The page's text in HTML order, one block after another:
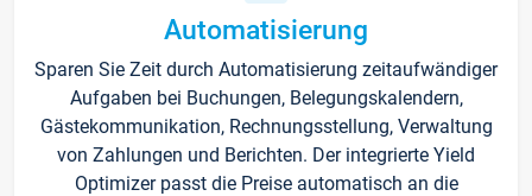
Automatisierung
Sparen Sie Zeit durch Automatisierung zeitaufwändiger
Aufgaben bei Buchungen, Belegungskalendern,
Gästekommunikation, Rechnungsstellung, Verwaltung
von Zahlungen und Berichten. Der integrierte Yield
Optimizer passt die Preise automatisch an die